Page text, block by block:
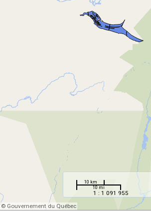
10 km
10 mi
1 : 1 091 955
© Gouvernement du Québec